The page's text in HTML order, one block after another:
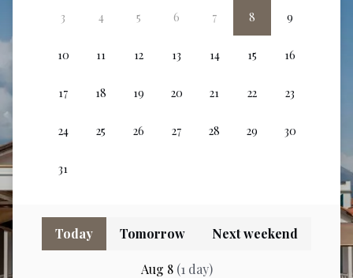
Today Tomorrow Next weekend
Aug 8 (1 day)